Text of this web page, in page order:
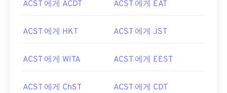
ACST 에게 ACDT ACST 에게 EAT
ACST 에게 HKT ACST 에게 JST
ACST 에게 WITA ACST 에게 EEST
ACST 에게 ChST ACST 에게 CDT